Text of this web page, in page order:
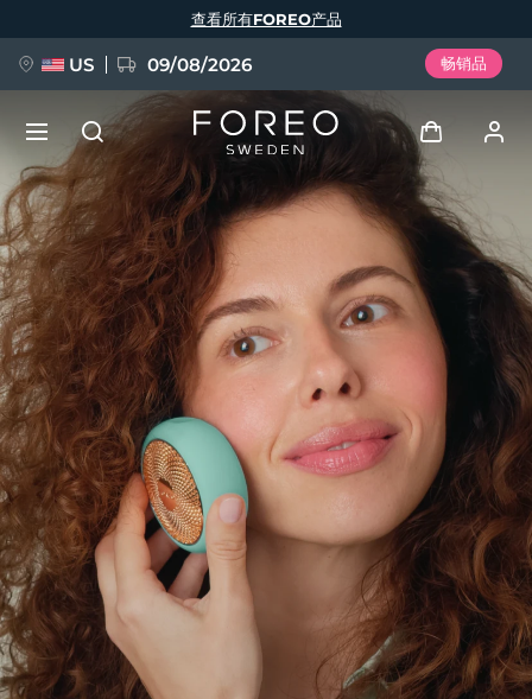
查看所有FOREO产品
US 09/08/2026 畅销品
登录
用户信息
我的设备
我的订单
我的地址
我的订阅
新品
FAQ™ Pure Beauty-Tech Elixir
BREAKING NEWS
issa™ Teeth Whitening Set
FAQ™ Dual LED Panel
语言
English Deutsch
Español
Français
Italiano
Português
Polski
Svenska
Русский
Türkçe
简体中文 繁體中文
发货国家
美国 预计送达日期 8/9/26
英国 预计送达日期8/8/26